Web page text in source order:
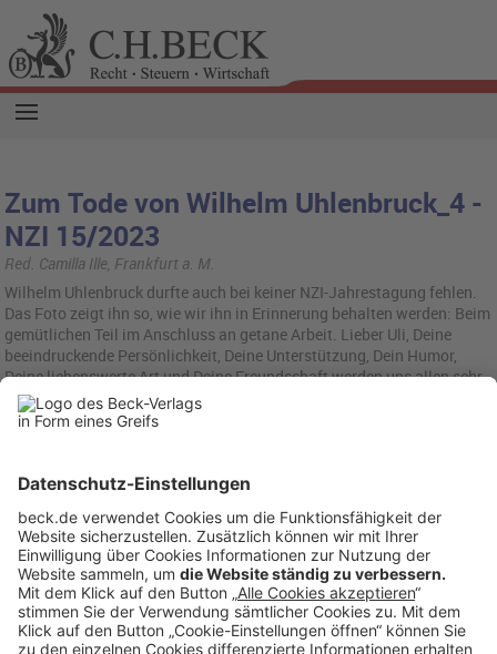
Zum Tode von Wilhelm Uhlenbruck_4 -
NZI 15/2023
Red. Camilla Ille, Frankfurt a. M.
Wilhelm Uhlenbruck durfte auch bei keiner NZI-Jahrestagung fehlen.
Das Foto zeigt ihn so, wie wir ihn in Erinnerung behalten werden: Beim
gemütlichen Teil im Anschluss an getane Arbeit. Lieber Uli, Deine
beeindruckende Persönlichkeit, Deine Unterstützung, Dein Humor,
Deine liebenswerte Art und Deine Freundschaft werden uns allen sehr
fehlen – wir sind traurig und werden Dich vermissen. Wir wünschen
Dir eine gute Reise!
Anzeige